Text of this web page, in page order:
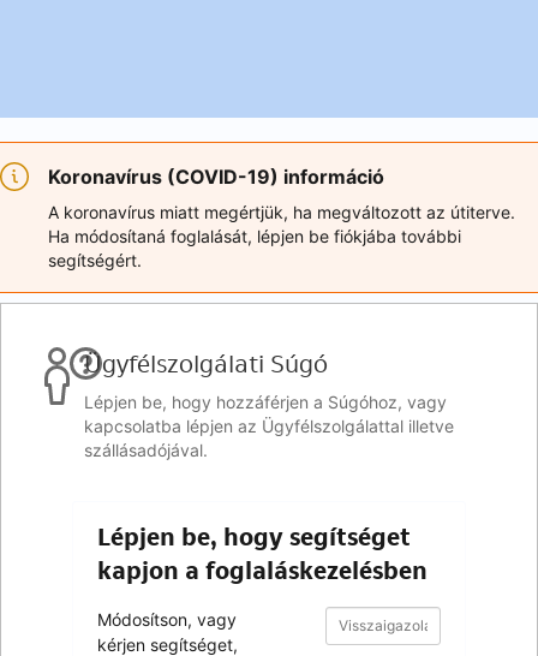
Koronavírus (COVID-19) információ
A koronavírus miatt megértjük, ha megváltozott az útiterve.
Ha módosítaná foglalását, lépjen be fiókjába további
segítségért.
Ügyfélszolgálati Súgó
Lépjen be, hogy hozzáférjen a Súgóhoz, vagy
kapcsolatba lépjen az Ügyfélszolgálattal illetve
szállásadójával.
Lépjen be, hogy segítséget
kapjon a foglaláskezelésben
Módosítson, vagy
kérjen segítséget,
Visszaigazolási
szám
Visszaigazolási
szám